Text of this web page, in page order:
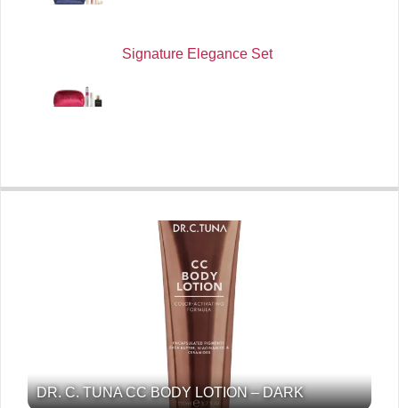
Signature Elegance Set
DR. C. TUNA CC BODY LOTION – DARK